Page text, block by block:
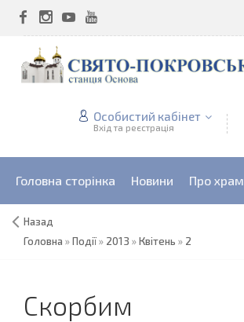
Особистий кабінет
Вхід та реєстрація
Головна сторінка Новини Про храм
Назад
Головна »Події» 2013 »Квітень » 2
Скорбим